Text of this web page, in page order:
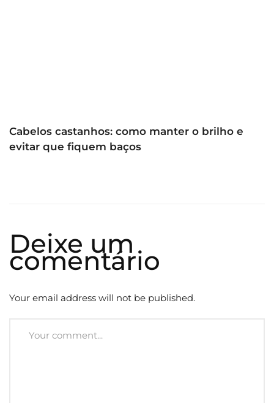
Cabelos castanhos: como manter o brilho e
evitar que fiquem baços
Deixe um
comentário
Your email address will not be published.